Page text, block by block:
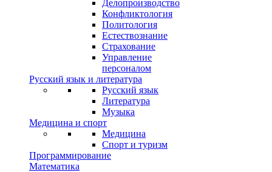
Делопроизводство
Конфликтология
Политология
Естествознание
Страхование
Управление
персоналом
Русский язык и литература
Русский язык
Литература
Музыка
Медицина и спорт
Медицина
Спорт и туризм
Программирование
Математика